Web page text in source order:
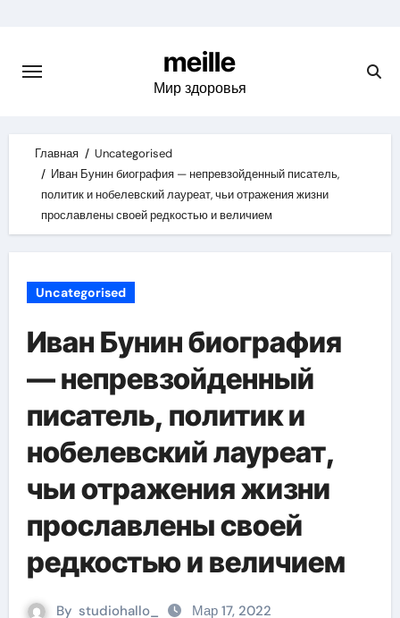
content
meille
Мир здоровья
Главная
Uncategorised
Иван Бунин биография — непревзойденный писатель,
политик и нобелевский лауреат, чьи отражения жизни
прославлены своей редкостью и величием
Uncategorised
Иван Бунин биография
— непревзойденный
писатель, политик и
нобелевский лауреат,
чьи отражения жизни
прославлены своей
редкостью и величием
By studiohallo_ Мар 17, 2022